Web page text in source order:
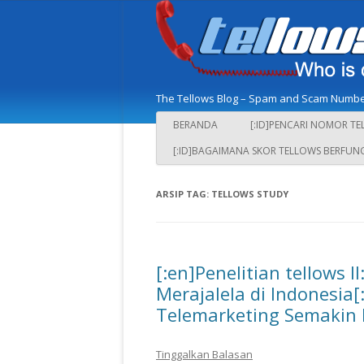
The Tellows Blog – Spam and Scam
BERANDA
[:ID]PENCARI NOMOR
[:ID]BAGAIMANA SKOR TELLOWS
ARSIP TAG: TELLOWS STUDY
[:en]Penelitian tellows
Merajalela di
Telemarketing
Tinggalkan Balasan